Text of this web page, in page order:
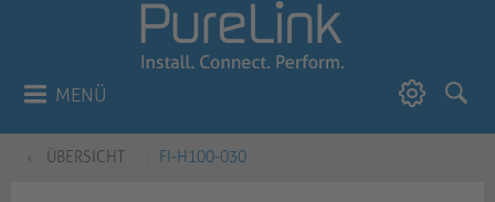
MENÜ
ÜBERSICHT FI-H100-030